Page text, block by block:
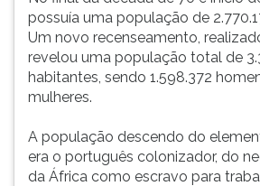
possuía uma população de
Um novo recenseamento,
revelou uma população total de
habitantes, sendo 1.598.372
mulheres.
A população descendo do
era o português colonizador, do
da África como escravo para